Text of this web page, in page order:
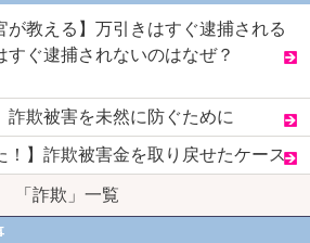
が教える】万引きはすぐ逮捕される
すぐ逮捕されないのはなぜ？
詐欺被害を未然に防ぐために
！】詐欺被害金を取り戻せたケース
「詐欺」一覧